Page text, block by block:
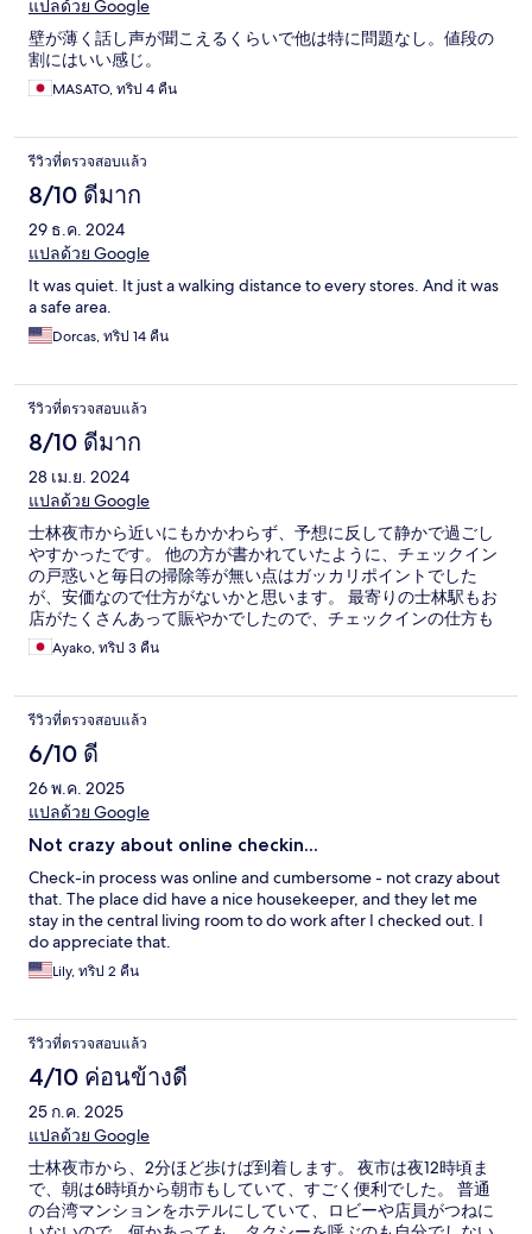
แปลด้วย Google
壁が薄く話し声が聞こえるくらいで他は特に問題なし。値段の
割にはいい感じ。
MASATO, ทริป 4 คืน
รีวิวที่ตรวจสอบแล้ว
8/10 ดีมาก
29 ธ.ค. 2024
แปลด้วย Google
It was quiet. It just a walking distance to every stores. And it was
a safe area.
Dorcas, ทริป 14 คืน
รีวิวที่ตรวจสอบแล้ว
8/10 ดีมาก
28 เม.ย. 2024
แปลด้วย Google
士林夜市から近いにもかかわらず、予想に反して静かで過ごし
やすかったです。 他の方が書かれていたように、チェックイン
の戸惑いと毎日の掃除等が無い点はガッカリポイントでした
が、安価なので仕方がないかと思います。 最寄りの士林駅もお
店がたくさんあって賑やかでしたので、チェックインの仕方も
わかりましたし、次もぜひリピートしたい宿泊施設です。
Ayako, ทริป 3 คืน
รีวิวที่ตรวจสอบแล้ว
6/10 ดี
26 พ.ค. 2025
แปลด้วย Google
Not crazy about online checkin...
Check-in process was online and cumbersome - not crazy about
that. The place did have a nice housekeeper, and they let me
stay in the central living room to do work after I checked out. I
do appreciate that.
Lily, ทริป 2 คืน
รีวิวที่ตรวจสอบแล้ว
4/10 ค่อนข้างดี
25 ก.ค. 2025
แปลด้วย Google
士林夜市から、2分ほど歩けば到着します。 夜市は夜12時頃ま
で、朝は6時頃から朝市もしていて、すごく便利でした。 普通
の台湾マンションをホテルにしていて、ロビーや店員がつねに